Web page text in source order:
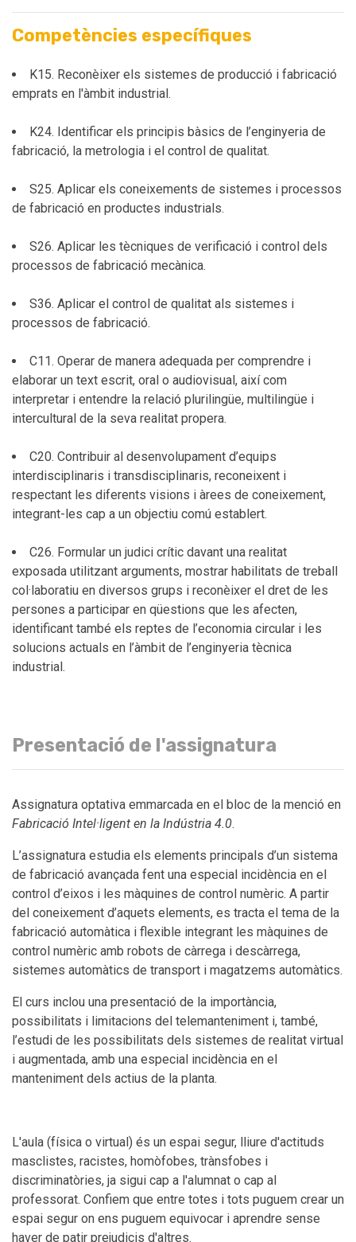
Competències específiques
K15. Reconèixer els sistemes de producció i fabricació
emprats en l'àmbit industrial.
K24. Identificar els principis bàsics de l’enginyeria de
fabricació, la metrologia i el control de qualitat.
S25. Aplicar els coneixements de sistemes i processos
de fabricació en productes industrials.
S26. Aplicar les tècniques de verificació i control dels
processos de fabricació mecànica.
S36. Aplicar el control de qualitat als sistemes i
processos de fabricació.
C11. Operar de manera adequada per comprendre i
elaborar un text escrit, oral o audiovisual, així com
interpretar i entendre la relació plurilingüe, multilingüe i
intercultural de la seva realitat propera.
C20. Contribuir al desenvolupament d’equips
interdisciplinaris i transdisciplinaris, reconeixent i
respectant les diferents visions i àrees de coneixement,
integrant-les cap a un objectiu comú establert.
C26. Formular un judici crític davant una realitat
exposada utilitzant arguments, mostrar habilitats de treball
col·laboratiu en diversos grups i reconèixer el dret de les
persones a participar en qüestions que les afecten,
identificant també els reptes de l’economia circular i les
solucions actuals en l’àmbit de l’enginyeria tècnica
industrial.
Presentació de l'assignatura
Assignatura optativa emmarcada en el bloc de la menció en
Fabricació Intel·ligent en la Indústria 4.0.
L’assignatura estudia els elements principals d’un sistema
de fabricació avançada fent una especial incidència en el
control d’eixos i les màquines de control numèric. A partir
del coneixement d’aquets elements, es tracta el tema de la
fabricació automàtica i flexible integrant les màquines de
control numèric amb robots de càrrega i descàrrega,
sistemes automàtics de transport i magatzems automàtics.
El curs inclou una presentació de la importància,
possibilitats i limitacions del telemanteniment i, també,
l’estudi de les possibilitats dels sistemes de realitat virtual
i augmentada, amb una especial incidència en el
manteniment dels actius de la planta.
L'aula (física o virtual) és un espai segur, lliure d'actituds
masclistes, racistes, homòfobes, trànsfobes i
discriminatòries, ja sigui cap a l'alumnat o cap al
professorat. Confiem que entre totes i tots puguem crear un
espai segur on ens puguem equivocar i aprendre sense
haver de patir prejudicis d'altres.